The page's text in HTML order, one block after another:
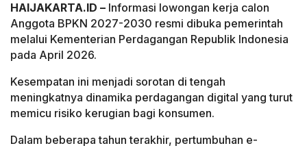
HAIJAKARTA.ID – Informasi lowongan kerja calon
Anggota BPKN 2027-2030 resmi dibuka pemerintah
melalui Kementerian Perdagangan Republik Indonesia
pada April 2026.
Kesempatan ini menjadi sorotan di tengah
meningkatnya dinamika perdagangan digital yang turut
memicu risiko kerugian bagi konsumen.
Dalam beberapa tahun terakhir, pertumbuhan e-